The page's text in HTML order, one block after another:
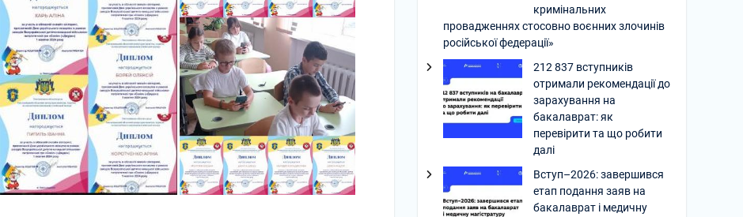
кримінальних
провадженнях стосовно воєнних злочинів
російської федерації»
212 837 вступників
отримали рекомендації до
зарахування на
бакалаврат: як
перевірити та що робити
далі
Вступ–2026: завершився
етап подання заяв на
бакалаврат і медичну